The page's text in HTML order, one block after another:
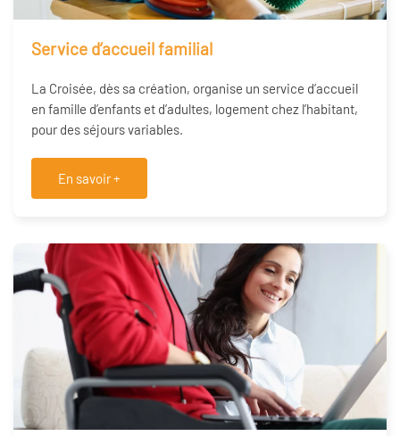
Service d’accueil familial
La Croisée, dès sa création, organise un service d’accueil
en famille d’enfants et d’adultes, logement chez l’habitant,
pour des séjours variables.
En savoir +